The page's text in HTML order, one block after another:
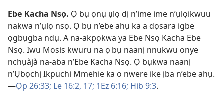
Ebe Kacha Nsọ. Ọ bụ ọnụ ụlọ dị n’ime ime n’ụlọikwuu
nakwa n’ụlọ nsọ. Ọ bụ n’ebe ahụ ka a dọsara igbe
ọgbụgba ndụ. A na-akpọkwa ya Ebe Nsọ Kacha Ebe
Nsọ. Iwu Mosis kwuru na ọ bụ naanị nnukwu onye
nchụàjà na-aba n’Ebe Kacha Nsọ. Ọ bụkwa naanị
n’Ụbọchị Ikpuchi Mmehie ka o nwere ike ịba n’ebe ahụ.​
—Ọp 26:33; Le 16:​2, 17; 1Ez 6:​16; Hib 9:3.